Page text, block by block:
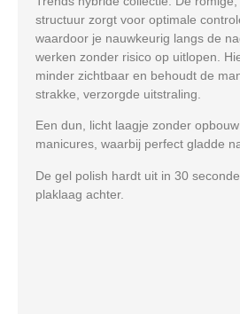
structuur zorgt voor optimale
waardoor je nauwkeurig langs de
werken zonder risico op uitlopen.
minder zichtbaar en behoudt de
strakke, verzorgde uitstraling.
Een dun, licht laagje zonder
manicures, waarbij perfect gladde
De gel polish hardt uit in 30
plaklaag achter.